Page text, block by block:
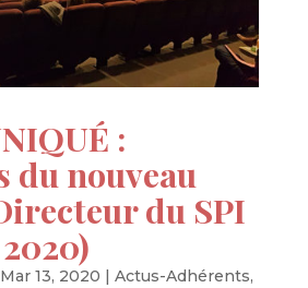
:
du nouveau
du SPI
Mar 13, 2020 Actus-Adhérents,